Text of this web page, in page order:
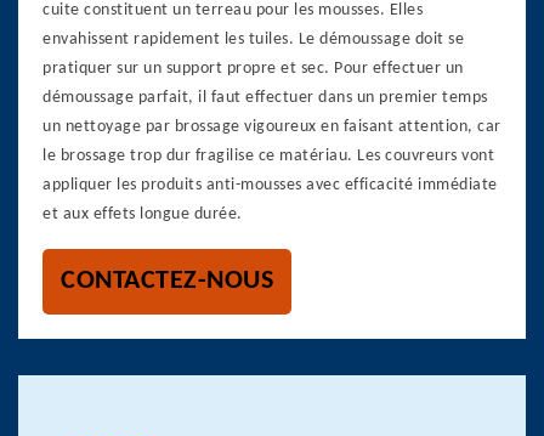
cuite constituent un terreau pour les mousses. Elles
envahissent rapidement les tuiles. Le démoussage doit se
pratiquer sur un support propre et sec. Pour effectuer un
démoussage parfait, il faut effectuer dans un premier temps
un nettoyage par brossage vigoureux en faisant attention, car
le brossage trop dur fragilise ce matériau. Les couvreurs vont
appliquer les produits anti-mousses avec efficacité immédiate
et aux effets longue durée.
CONTACTEZ-NOUS